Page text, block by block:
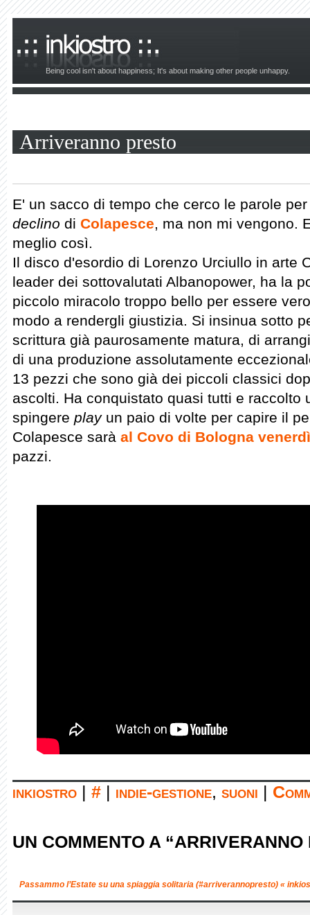
Being cool isn't about happiness; It's about making other people unhappy.
Arriveranno presto
E' un sacco di tempo che cerco le parole
declino di Colapesce, ma non mi vengono.
meglio così.
Il disco d'esordio di Lorenzo Urciullo in arte
leader dei sottovalutati Albanopower, ha la
piccolo miracolo troppo bello per essere
modo a rendergli giustizia. Si insinua sotto
scrittura già paurosamente matura, di
di una produzione assolutamente
13 pezzi che sono già dei piccoli classici
ascolti. Ha conquistato quasi tutti e raccolto
spingere playun paio di volte per capire il
Colapesce sarà al Covo di Bologna venerdì
pazzi.
inkiostro # indie-gestione, suoni
UN COMMENTO A “ARRIVERANNO
Passammo l’Estate su una spiaggia solitaria (#arriverannopresto) «